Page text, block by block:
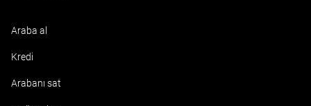
Araba al
Kredi
Arabanı sat